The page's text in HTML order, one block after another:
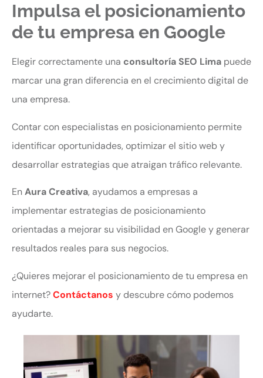
Impulsa el posicionamiento
de tu empresa en Google
Elegir correctamente una consultoría SEO Lima puede
marcar una gran diferencia en el crecimiento digital de
una empresa.
Contar con especialistas en posicionamiento permite
identificar oportunidades, optimizar el sitio web y
desarrollar estrategias que atraigan tráfico relevante.
EnAura Creativa, ayudamos a empresas a
implementar estrategias de posicionamiento
orientadas a mejorar su visibilidad en Google y generar
resultados reales para sus negocios.
¿Quieres mejorar el posicionamiento de tu empresa en
internet?Contáctanos y descubre cómo podemos
ayudarte.